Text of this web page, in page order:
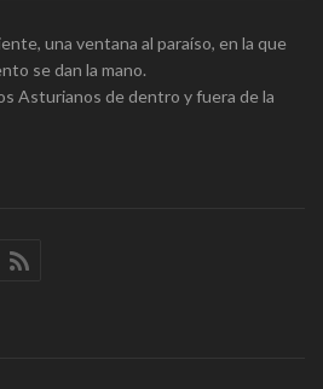
una ventana al paraíso, en la que
se dan la mano.
Asturianos de dentro y fuera de la